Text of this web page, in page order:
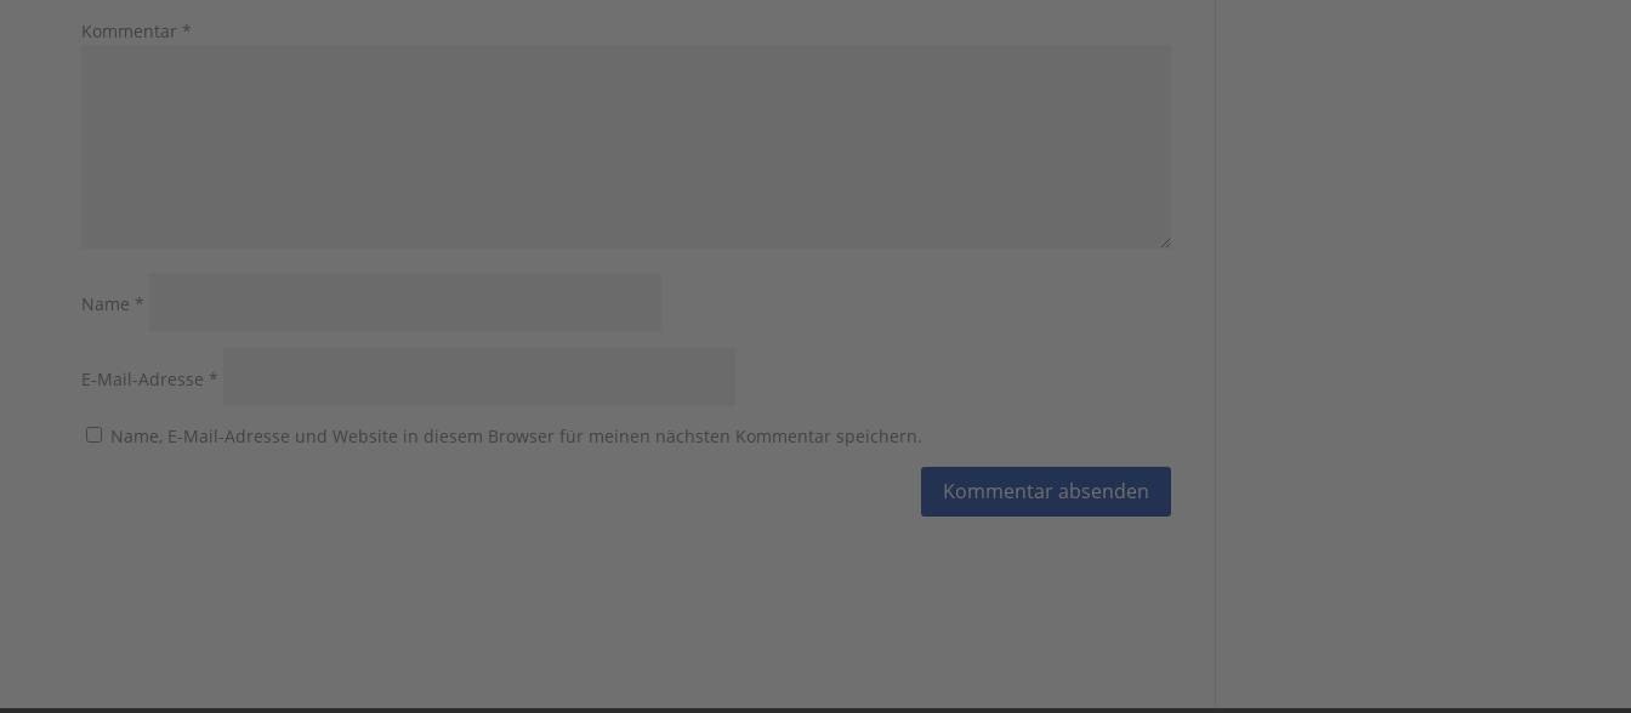
Kommentar *
Name *
E-Mail-Adresse *
Name, E-Mail-Adresse und Website in diesem Browser für meinen nächsten Kommentar speichern.